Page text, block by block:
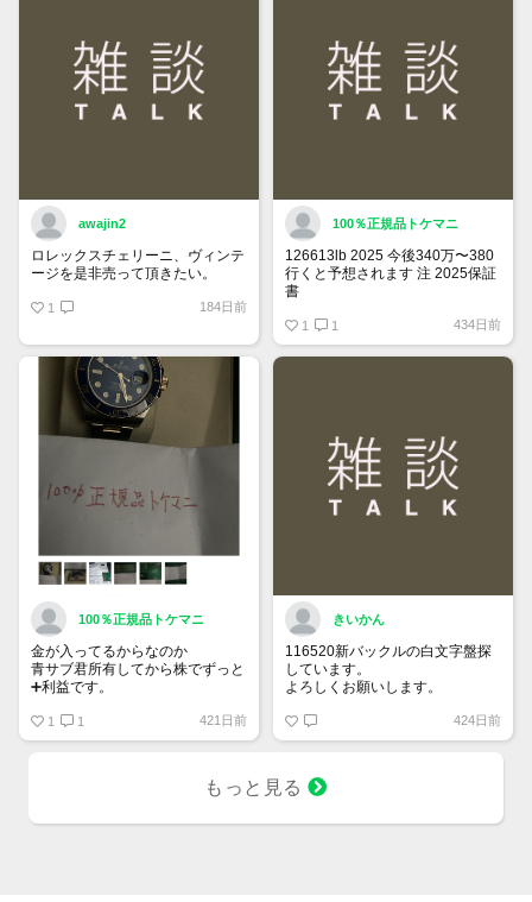
awajin2
ロレックスチェリーニ、ヴィンテ
ージを是非売って頂きたい。
1 184日前
100％正規品トケマニ
126613lb 2025 今後340万〜380
行くと予想されます 注 2025保証
書
2025/ @Watch_Monster_より
1 1 434日前
100％正規品トケマニ
金が入ってるからなのか
青サブ君所有してから株でずっと
➕利益です。
銘柄番号7932 ニッピ
1 1 421日前
きいかん
116520新バックルの白文字盤探
しています。
よろしくお願いします。
424日前
もっと見る